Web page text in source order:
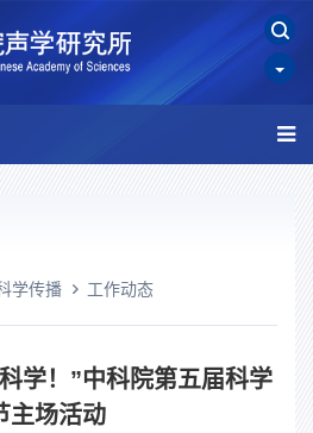
学传播 工作动态
学！”中科院第五届科学
主场活动